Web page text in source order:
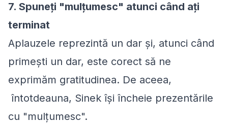
7. Spuneți "mulțumesc" atunci când ați
terminat
Aplauzele reprezintă un dar și, atunci când
primești un dar, este corect să ne
exprimăm gratitudinea. De aceea,
întotdeauna, Sinek își încheie prezentările
cu "mulțumesc".